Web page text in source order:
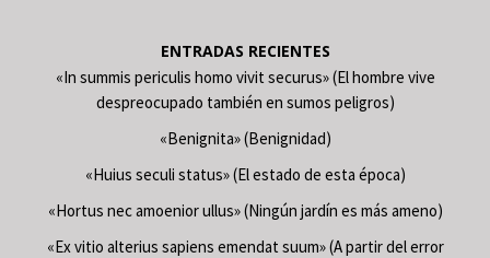
ENTRADAS RECIENTES
«In summis periculis homo vivit securus» (El hombre vive
despreocupado también en sumos peligros)
«Benignita» (Benignidad)
«Huius seculi status» (El estado de esta época)
«Hortus nec amoenior ullus» (Ningún jardín es más ameno)
«Ex vitio alterius sapiens emendat suum» (A partir del error